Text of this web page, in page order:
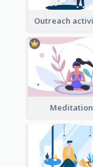
Meditation